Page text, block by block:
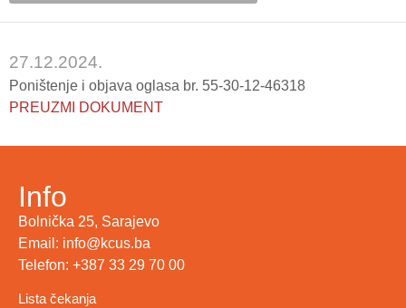
27.12.2024.
Poništenje i objava oglasa br. 55-30-12-46318
PREUZMI DOKUMENT
Info
Bolnička 25, Sarajevo
Email: info@kcus.ba
Telefon: +387 33 29 70 00
Lista čekanja